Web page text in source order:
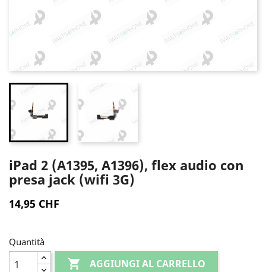
iPad 2 (A1395, A1396), flex audio con
presa jack (wifi 3G)
14,95 CHF
Quantità
 AGGIUNGI AL CARRELLO